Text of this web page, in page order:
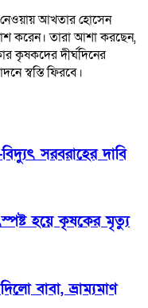
নেওয়ায় আখতার হোসেন
করেন। তারা আশা করছেন,
কৃষকদের দীর্ঘদিনের
স্বস্তি ফিরবে।
বিদ্যুৎ সরবরাহের দাবি
হয়ে কৃষকের মৃত্যু
বাবা, ভ্রাম্যমাণ